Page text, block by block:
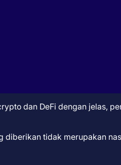
dan DeFi dengan jelas,
tidak merupakan